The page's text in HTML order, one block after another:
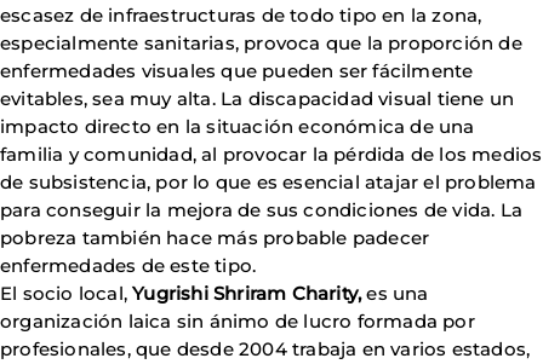
escasez de infraestructuras de todo tipo en la zona,
especialmente sanitarias, provoca que la proporción de
enfermedades visuales que pueden ser fácilmente
evitables, sea muy alta. La discapacidad visual tiene un
impacto directo en la situación económica de una
familia y comunidad, al provocar la pérdida de los medios
de subsistencia, por lo que es esencial atajar el problema
para conseguir la mejora de sus condiciones de vida. La
pobreza también hace más probable padecer
enfermedades de este tipo.
El socio local,Yugrishi Shriram Charity,es una
organización laica sin ánimo de lucro formada por
profesionales, que desde 2004 trabaja en varios estados,